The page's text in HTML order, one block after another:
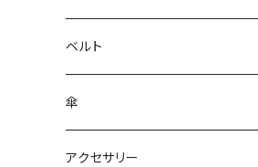
ベルト
傘
アクセサリー